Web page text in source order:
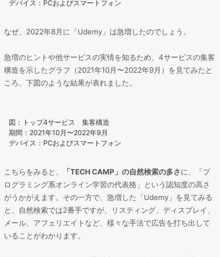
デバイス：PCおよびスマートフォン
なぜ、2022年8月に「Udemy」は急増したのでしょう。
急増のヒントや他サービスの実情を知るため、4サービスの集客
構造を示したグラフ（2021年10月〜2022年9月）を見てみたと
ころ、下図のような結果が表れました。
図：トップ4サービス 集客構造
期間：2021年10月〜2022年9月
デバイス：PCおよびスマートフォン